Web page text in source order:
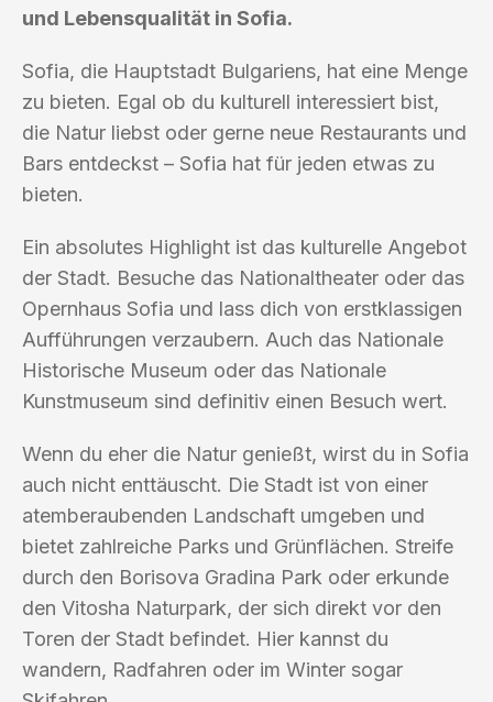
und Lebensqualität in Sofia.
Sofia, die Hauptstadt Bulgariens, hat eine Menge
zu bieten. Egal ob du kulturell interessiert bist,
die Natur liebst oder gerne neue Restaurants und
Bars entdeckst – Sofia hat für jeden etwas zu
bieten.
Ein absolutes Highlight ist das kulturelle Angebot
der Stadt. Besuche das Nationaltheater oder das
Opernhaus Sofia und lass dich von erstklassigen
Aufführungen verzaubern. Auch das Nationale
Historische Museum oder das Nationale
Kunstmuseum sind definitiv einen Besuch wert.
Wenn du eher die Natur genießt, wirst du in Sofia
auch nicht enttäuscht. Die Stadt ist von einer
atemberaubenden Landschaft umgeben und
bietet zahlreiche Parks und Grünflächen. Streife
durch den Borisova Gradina Park oder erkunde
den Vitosha Naturpark, der sich direkt vor den
Toren der Stadt befindet. Hier kannst du
wandern, Radfahren oder im Winter sogar